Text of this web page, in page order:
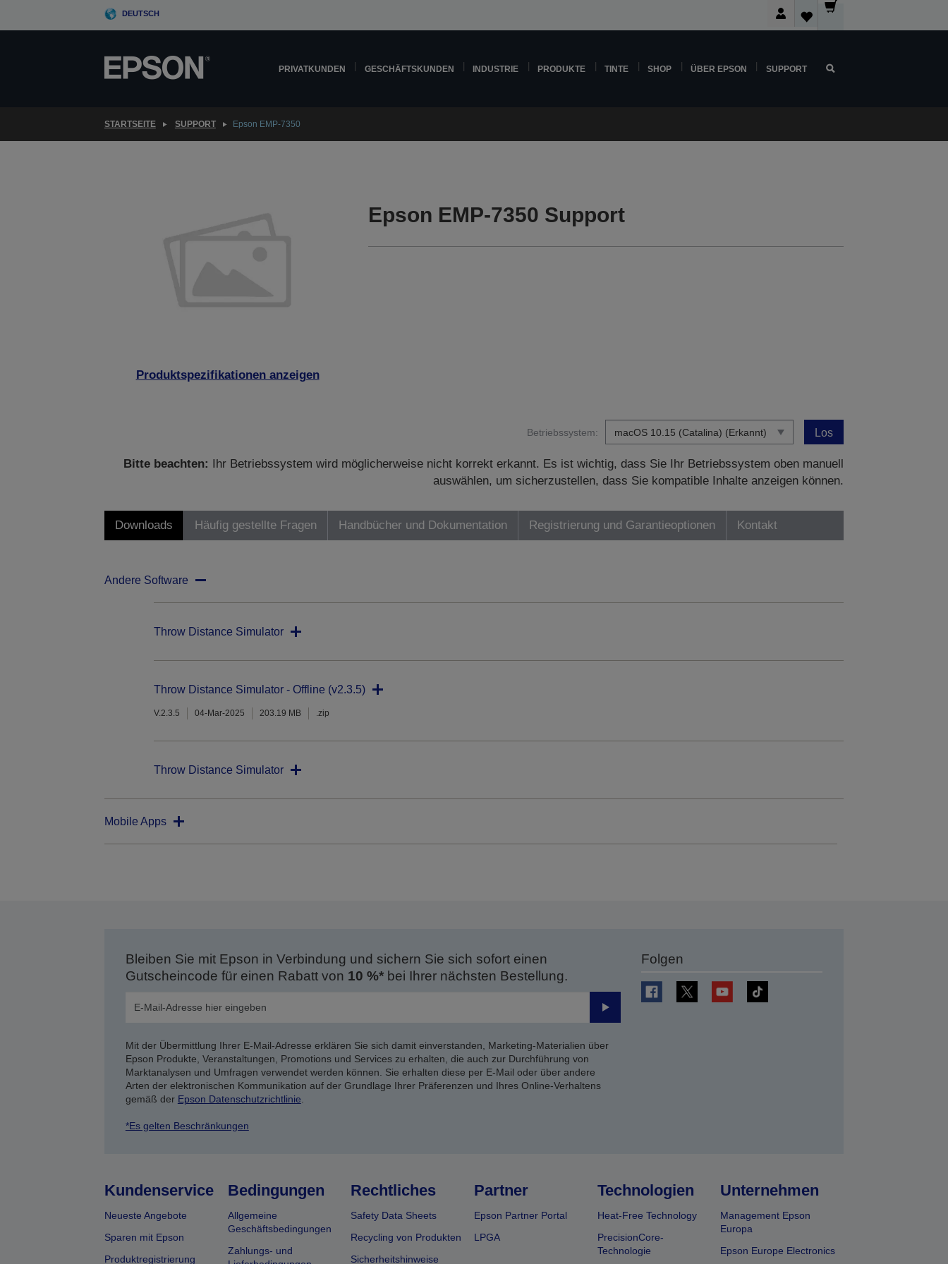
DEUTSCH
PRIVATKUNDEN GESCHÄFTSKUNDEN INDUSTRIE PRODUKTE TINTE SHOP ÜBER EPSON SUPPORT
STARTSEITE SUPPORT Epson EMP-7350
Produktspezifikationen anzeigen
Epson EMP-7350 Support
Betriebssystem: Los
Bitte beachten:
Ihr Betriebssystem wird möglicherweise nicht korrekt erkannt. Es ist wichtig, dass Sie Ihr Betriebssystem oben manuell
auswählen, um sicherzustellen, dass Sie kompatible Inhalte anzeigen können.
Downloads Häufig gestellte Fragen Handbücher und Dokumentation Registrierung und Garantieoptionen Kontakt
Andere Software
Throw Distance Simulator
Throw Distance Simulator - Offline (v2.3.5)
V.2.3.5 04-Mar-2025 203.19 MB .zip
Throw Distance Simulator
Mobile Apps
Bleiben Sie mit Epson in Verbindung und sichern Sie sich sofort einen
Gutscheincode für einen Rabatt von 10 %*bei Ihrer nächsten Bestellung.
Senden
Mit der Übermittlung Ihrer E-Mail-Adresse erklären Sie sich damit einverstanden, Marketing-Materialien über
Epson Produkte, Veranstaltungen, Promotions und Services zu erhalten, die auch zur Durchführung von
Marktanalysen und Umfragen verwendet werden können. Sie erhalten diese per E-Mail oder über andere
Arten der elektronischen Kommunikation auf der Grundlage Ihrer Präferenzen und Ihres Online-Verhaltens
gemäß der Epson Datenschutzrichtlinie.
*Es gelten Beschränkungen
Folgen
Kundenservice
Neueste Angebote
Sparen mit Epson
Produktregistrierung
Bedingungen
Allgemeine
Geschäftsbedingungen
Zahlungs- und
Rechtliches
Safety Data Sheets
Recycling von Produkten
Sicherheitshinweise
Partner
Epson Partner Portal
LPGA
Technologien
Heat-Free Technology
PrecisionCore-
Technologie
Unternehmen
Management Epson
Europa
Epson Europe Electronics